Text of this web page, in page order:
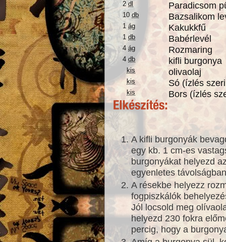
2dl Paradicsom
10db Bazsalikom
1ág Kakukkfű
1db Babérlevél
4ág Rozmaring
4db kifli burgonya
kis olivaolaj
kis Só (ízlés
kis Bors (ízlés
A kifli burgonyák
egy kb. 1 cm-es
burgonyákat helyezd
egyenletes
A résekbe helyezz
fogpiszkálók
Jól locsold meg
helyezd 230 fokra
percig, hogy a